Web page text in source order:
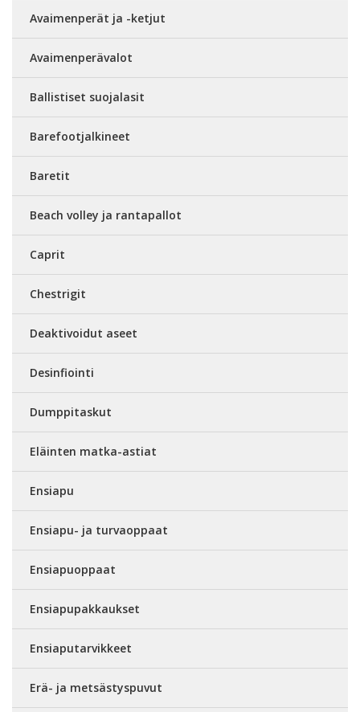
Avaimenperät ja -ketjut
Avaimenperävalot
Ballistiset suojalasit
Barefootjalkineet
Baretit
Beach volley ja rantapallot
Caprit
Chestrigit
Deaktivoidut aseet
Desinfiointi
Dumppitaskut
Eläinten matka-astiat
Ensiapu
Ensiapu- ja turvaoppaat
Ensiapuoppaat
Ensiapupakkaukset
Ensiaputarvikkeet
Erä- ja metsästyspuvut